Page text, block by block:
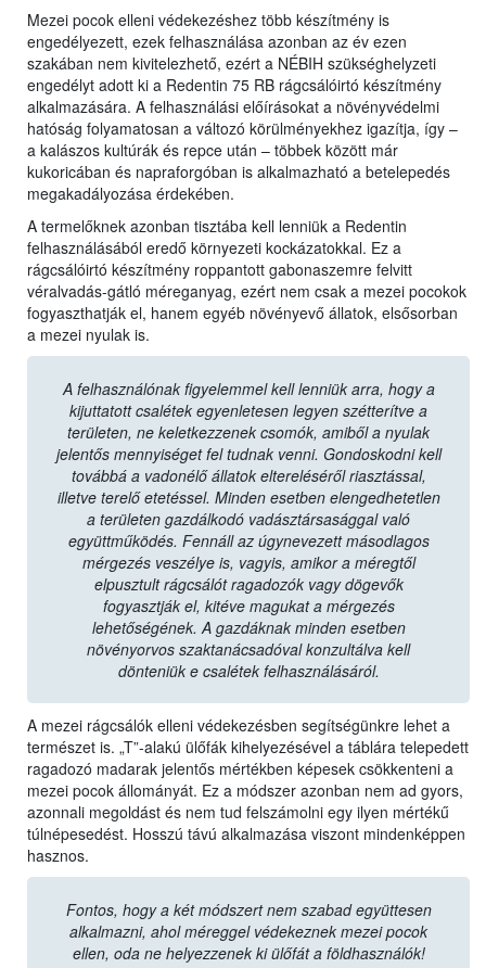
Mezei pocok elleni védekezéshez több készítmény is
engedélyezett, ezek felhasználása azonban az év ezen
szakában nem kivitelezhető, ezért a NÉBIH szükséghelyzeti
engedélyt adott ki a Redentin 75 RB rágcsálóirtó készítmény
alkalmazására. A felhasználási előírásokat a növényvédelmi
hatóság folyamatosan a változó körülményekhez igazítja, így –
a kalászos kultúrák és repce után – többek között már
kukoricában és napraforgóban is alkalmazható a betelepedés
megakadályozása érdekében.
A termelőknek azonban tisztába kell lenniük a Redentin
felhasználásából eredő környezeti kockázatokkal. Ez a
rágcsálóirtó készítmény roppantott gabonaszemre felvitt
véralvadás-gátló méreganyag, ezért nem csak a mezei pocokok
fogyaszthatják el, hanem egyéb növényevő állatok, elsősorban
a mezei nyulak is.
A felhasználónak figyelemmel kell lenniük arra, hogy a
kijuttatott csalétek egyenletesen legyen szétterítve a
területen, ne keletkezzenek csomók, amiből a nyulak
jelentős mennyiséget fel tudnak venni. Gondoskodni kell
továbbá a vadonélő állatok eltereléséről riasztással,
illetve terelő etetéssel. Minden esetben elengedhetetlen
a területen gazdálkodó vadásztársasággal való
együttműködés. Fennáll az úgynevezett másodlagos
mérgezés veszélye is, vagyis, amikor a méregtől
elpusztult rágcsálót ragadozók vagy dögevők
fogyasztják el, kitéve magukat a mérgezés
lehetőségének. A gazdáknak minden esetben
növényorvos szaktanácsadóval konzultálva kell
dönteniük e csalétek felhasználásáról.
A mezei rágcsálók elleni védekezésben segítségünkre lehet a
természet is. „T”-alakú ülőfák kihelyezésével a táblára telepedett
ragadozó madarak jelentős mértékben képesek csökkenteni a
mezei pocok állományát. Ez a módszer azonban nem ad gyors,
azonnali megoldást és nem tud felszámolni egy ilyen mértékű
túlnépesedést. Hosszú távú alkalmazása viszont mindenképpen
hasznos.
Fontos, hogy a két módszert nem szabad együttesen
alkalmazni, ahol méreggel védekeznek mezei pocok
ellen, oda ne helyezzenek ki ülőfát a földhasználók!